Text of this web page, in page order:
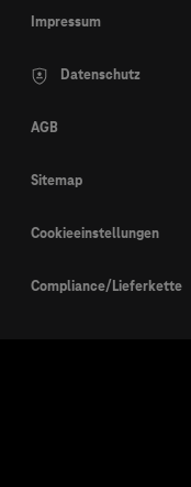
Impressum
Datenschutz
AGB
Sitemap
Cookieeinstellungen
Compliance/Lieferkette